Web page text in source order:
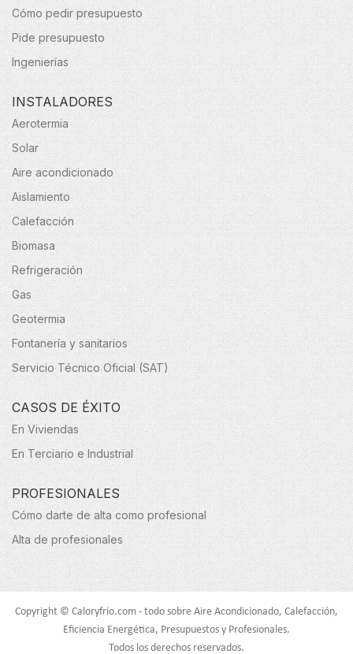
Cómo pedir presupuesto
Pide presupuesto
Ingenierías
INSTALADORES
Aerotermia
Solar
Aire acondicionado
Aislamiento
Calefacción
Biomasa
Refrigeración
Gas
Geotermia
Fontanería y sanitarios
Servicio Técnico Oficial (SAT)
CASOS DE ÉXITO
En Viviendas
En Terciario e Industrial
PROFESIONALES
Cómo darte de alta como profesional
Alta de profesionales
Copyright © Caloryfrio.com - todo sobre Aire Acondicionado, Calefacción,
Eficiencia Energética, Presupuestos y Profesionales.
Todos los derechos reservados.